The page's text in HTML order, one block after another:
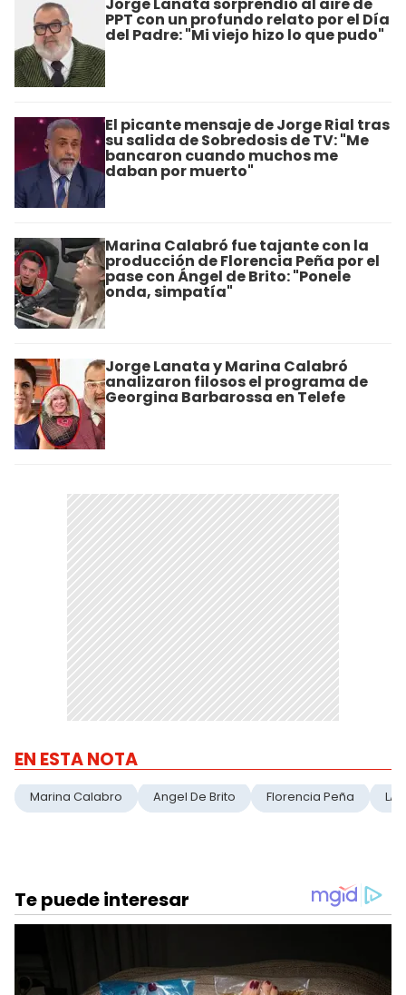
Jorge Lanata sorprendió al aire de
PPT con un profundo relato por el Día
del Padre: "Mi viejo hizo lo que pudo"
El picante mensaje de Jorge Rial tras
su salida de Sobredosis de TV: "Me
bancaron cuando muchos me
daban por muerto"
Marina Calabró fue tajante con la
producción de Florencia Peña por el
pase con Ángel de Brito: "Ponele
onda, simpatía"
Jorge Lanata y Marina Calabró
analizaron filosos el programa de
Georgina Barbarossa en Telefe
EN ESTA NOTA
Marina Calabro Angel De Brito Florencia Peña